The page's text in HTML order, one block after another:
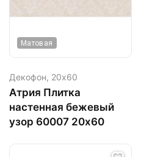
Матовая
Декофон, 20х60
Атрия Плитка
настенная бежевый
узор 60007 20х60